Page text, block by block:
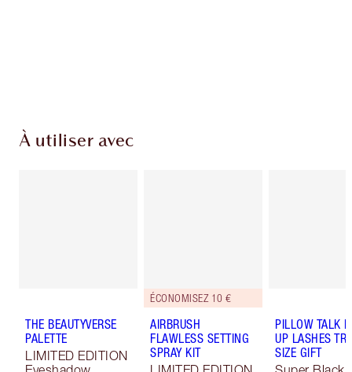
À utiliser avec
THE BEAUTYVERSE
PALETTE
LIMITED EDITION
ÉCONOMISEZ 10 €
AIRBRUSH
FLAWLESS SETTING
SPRAY KIT
PILLOW TALK
UP LASHES
SIZE GIFT